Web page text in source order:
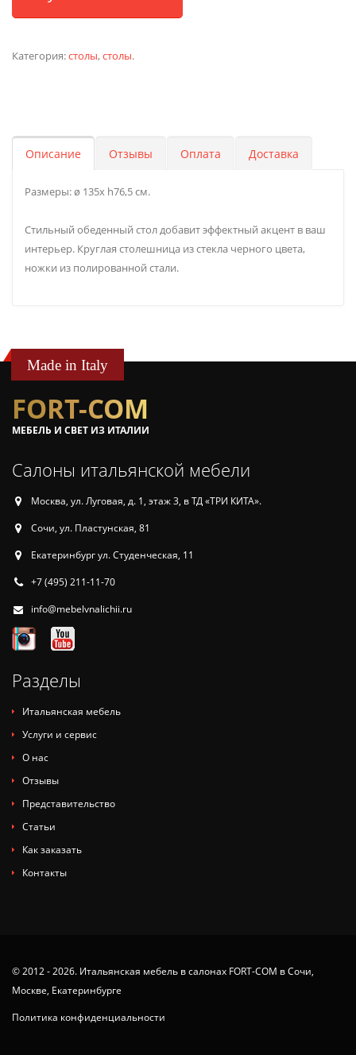
Категория:столы,столы.
Описание Отзывы Оплата Доставка
Размеры: ø 135х h76,5 см.
Стильный обеденный стол добавит эффектный акцент в ваш
интерьер. Круглая столешница из стекла черного цвета,
ножки из полированной стали.
Made in Italy
FORT-COM
МЕБЕЛЬ И СВЕТ ИЗ ИТАЛИИ
Салоны итальянской мебели
Москва, ул. Луговая, д. 1, этаж 3, в ТД «ТРИ КИТА».
Сочи, ул. Пластунская, 81
Екатеринбург ул. Студенческая, 11
+7 (495) 211-11-70
info@mebelvnalichii.ru
Разделы
Итальянская мебель
Услуги и сервис
О нас
Отзывы
Представительство
Статьи
Как заказать
Контакты
© 2012 - 2026. Итальянская мебель в салонах FORT-COM в Сочи,
Москве, Екатеринбурге
Политика конфиденциальности